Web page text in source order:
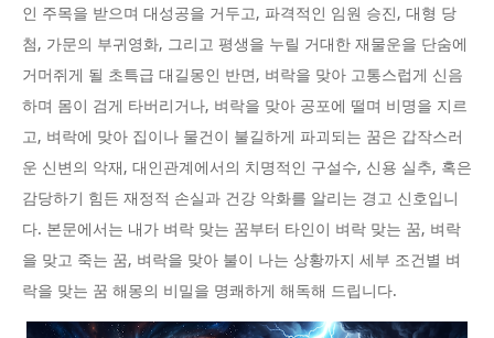
인 주목을 받으며 대성공을 거두고, 파격적인 임원 승진, 대형 당
첨, 가문의 부귀영화, 그리고 평생을 누릴 거대한 재물운을 단숨에
거머쥐게 될 초특급 대길몽인 반면, 벼락을 맞아 고통스럽게 신음
하며 몸이 검게 타버리거나, 벼락을 맞아 공포에 떨며 비명을 지르
고, 벼락에 맞아 집이나 물건이 불길하게 파괴되는 꿈은 갑작스러
운 신변의 악재, 대인관계에서의 치명적인 구설수, 신용 실추, 혹은
감당하기 힘든 재정적 손실과 건강 악화를 알리는 경고 신호입니
다. 본문에서는 내가 벼락 맞는 꿈부터 타인이 벼락 맞는 꿈, 벼락
을 맞고 죽는 꿈, 벼락을 맞아 불이 나는 상황까지 세부 조건별 벼
락을 맞는 꿈 해몽의 비밀을 명쾌하게 해독해 드립니다.